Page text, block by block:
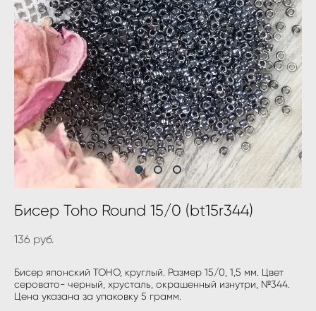
Бисер Toho Round 15/0 (bt15r344)
136 pуб.
Бисер японский TOHO, круглый. Размер 15/0, 1,5 мм. Цвет
серовато- черный, хрусталь, окрашенный изнутри, №344.
Цена указана за упаковку 5 грамм.